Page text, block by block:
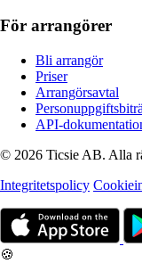
För arrangörer
Bli arrangör
Priser
Arrangörsavtal
API-
© 2026 Ticsie AB. Alla
Integritetspolicy
🍪